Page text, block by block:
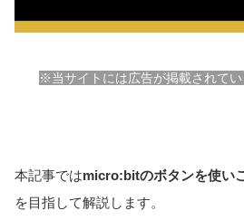
※当サイトには広告が掲載されてい
本記事ではmicro:bitのボタンを使い
を目指して解説します。